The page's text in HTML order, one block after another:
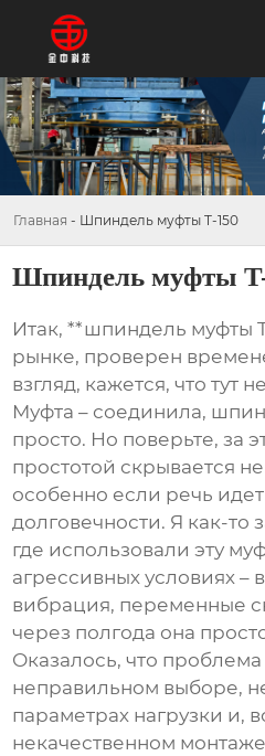
Главная - Шпиндель муфты T-150
Шпиндель муфты
Итак, **шпиндель муфты
рынке, проверен
взгляд, кажется, что тут
Муфта – соединила,
просто. Но поверьте, за
простотой скрывается
особенно если речь
долговечности. Я как-то
где использовали эту
агрессивных условиях –
вибрация, переменные
через полгода она
Оказалось, что
неправильном выборе,
параметрах нагрузки и,
некачественном